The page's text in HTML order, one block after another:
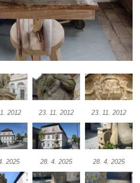
(Rozálie) na schodišti
Panny Marie ve
na schodišti ke
ke kostelu
Marie ve Vilémově
mostě přes
kostelem
Marie ve Vilémově
2012 23. 11. 2012 23. 11. 2012
2025 28. 4. 2025 28. 4. 2025